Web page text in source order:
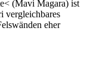
(Mavi Magara) ist
vergleichbares
eher